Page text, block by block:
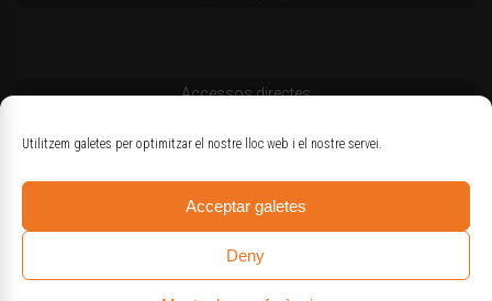
Utilitzem galetes per optimitzar el nostre lloc web i el nostre servei.
Acceptar galetes
Deny
Accessos directes
Codi deontològic
Estatuts
Logotips oficials